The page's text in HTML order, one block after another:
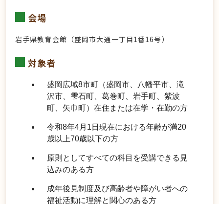
会場
岩手県教育会館（盛岡市大通一丁目1番16号）
対象者
盛岡広域8市町（盛岡市、八幡平市、滝
沢市、雫石町、葛巻町、岩手町、紫波
町、矢巾町）在住または在学・在勤の方
令和8年4月1日現在における年齢が満20
歳以上70歳以下の方
原則としてすべての科目を受講できる見
込みのある方
成年後見制度及び高齢者や障がい者への
福祉活動に理解と関心のある方